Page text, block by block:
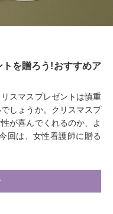
を贈ろう!おすすめア
スマスプレゼントは慎重
しょうか。クリスマスプ
が喜んでくれるのか、よ
回は、女性看護師に贈る